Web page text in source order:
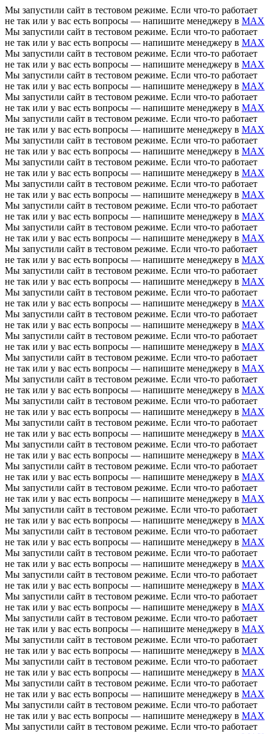
Мы запустили сайт в тестовом режиме. Если что-то работает
не так или у вас есть вопросы — напишите менеджеру в MAX
Мы запустили сайт в тестовом режиме. Если что-то работает
не так или у вас есть вопросы — напишите менеджеру в MAX
Мы запустили сайт в тестовом режиме. Если что-то работает
не так или у вас есть вопросы — напишите менеджеру в MAX
Мы запустили сайт в тестовом режиме. Если что-то работает
не так или у вас есть вопросы — напишите менеджеру в MAX
Мы запустили сайт в тестовом режиме. Если что-то работает
не так или у вас есть вопросы — напишите менеджеру в MAX
Мы запустили сайт в тестовом режиме. Если что-то работает
не так или у вас есть вопросы — напишите менеджеру в MAX
Мы запустили сайт в тестовом режиме. Если что-то работает
не так или у вас есть вопросы — напишите менеджеру в MAX
Мы запустили сайт в тестовом режиме. Если что-то работает
не так или у вас есть вопросы — напишите менеджеру в MAX
Мы запустили сайт в тестовом режиме. Если что-то работает
не так или у вас есть вопросы — напишите менеджеру в MAX
Мы запустили сайт в тестовом режиме. Если что-то работает
не так или у вас есть вопросы — напишите менеджеру в MAX
Мы запустили сайт в тестовом режиме. Если что-то работает
не так или у вас есть вопросы — напишите менеджеру в MAX
Мы запустили сайт в тестовом режиме. Если что-то работает
не так или у вас есть вопросы — напишите менеджеру в MAX
Мы запустили сайт в тестовом режиме. Если что-то работает
не так или у вас есть вопросы — напишите менеджеру в MAX
Мы запустили сайт в тестовом режиме. Если что-то работает
не так или у вас есть вопросы — напишите менеджеру в MAX
Мы запустили сайт в тестовом режиме. Если что-то работает
не так или у вас есть вопросы — напишите менеджеру в MAX
Мы запустили сайт в тестовом режиме. Если что-то работает
не так или у вас есть вопросы — напишите менеджеру в MAX
Мы запустили сайт в тестовом режиме. Если что-то работает
не так или у вас есть вопросы — напишите менеджеру в MAX
Мы запустили сайт в тестовом режиме. Если что-то работает
не так или у вас есть вопросы — напишите менеджеру в MAX
Мы запустили сайт в тестовом режиме. Если что-то работает
не так или у вас есть вопросы — напишите менеджеру в MAX
Мы запустили сайт в тестовом режиме. Если что-то работает
не так или у вас есть вопросы — напишите менеджеру в MAX
Мы запустили сайт в тестовом режиме. Если что-то работает
не так или у вас есть вопросы — напишите менеджеру в MAX
Мы запустили сайт в тестовом режиме. Если что-то работает
не так или у вас есть вопросы — напишите менеджеру в MAX
Мы запустили сайт в тестовом режиме. Если что-то работает
не так или у вас есть вопросы — напишите менеджеру в MAX
Мы запустили сайт в тестовом режиме. Если что-то работает
не так или у вас есть вопросы — напишите менеджеру в MAX
Мы запустили сайт в тестовом режиме. Если что-то работает
не так или у вас есть вопросы — напишите менеджеру в MAX
Мы запустили сайт в тестовом режиме. Если что-то работает
не так или у вас есть вопросы — напишите менеджеру в MAX
Мы запустили сайт в тестовом режиме. Если что-то работает
не так или у вас есть вопросы — напишите менеджеру в MAX
Мы запустили сайт в тестовом режиме. Если что-то работает
не так или у вас есть вопросы — напишите менеджеру в MAX
Мы запустили сайт в тестовом режиме. Если что-то работает
не так или у вас есть вопросы — напишите менеджеру в MAX
Мы запустили сайт в тестовом режиме. Если что-то работает
не так или у вас есть вопросы — напишите менеджеру в MAX
Мы запустили сайт в тестовом режиме. Если что-то работает
не так или у вас есть вопросы — напишите менеджеру в MAX
Мы запустили сайт в тестовом режиме. Если что-то работает
не так или у вас есть вопросы — напишите менеджеру в MAX
Мы запустили сайт в тестовом режиме. Если что-то работает
не так или у вас есть вопросы — напишите менеджеру в MAX
Мы запустили сайт в тестовом режиме. Если что-то работает